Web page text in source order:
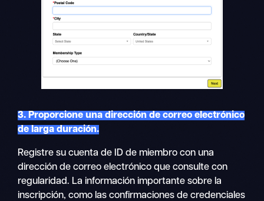
3. Proporcione una dirección de correo electrónico
de larga duración.
Registre su cuenta de ID de miembro con una
dirección de correo electrónico que consulte con
regularidad. La información importante sobre la
inscripción, como las confirmaciones de credenciales